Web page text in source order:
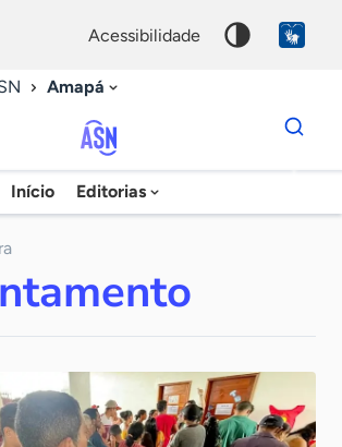
acessibilidade
Amapá
Agência
Sebrae
Notícias
Início Editorias
Dados
para
chave